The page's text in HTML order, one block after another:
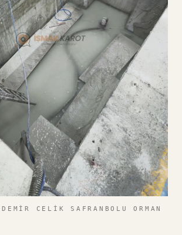
ve köprü ayağı gibi büyük kütleler
mi?
keşif hizmeti veriyor musunuz?
Kesme İçin Doğru Adres: İşmak
CELIK SAFRANBOLU ORMAN